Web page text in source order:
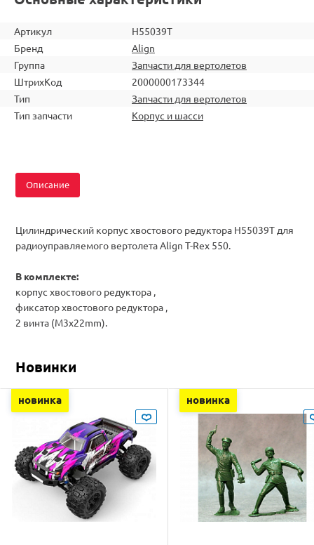
Артикул
H55039T
Бренд
Align
Группа
Запчасти для вертолетов
ШтрихКод
2000000173344
Тип
Запчасти для вертолетов
Тип запчасти
Корпус и шасси
Описание
Цилиндрический корпус хвостового редуктора H55039T для
радиоуправляемого вертолета Align T-Rex 550.
В комплекте:
корпус хвостового редуктора ,
фиксатор хвостового редуктора ,
2 винта (M3x22mm).
Новинки
новинка новинка